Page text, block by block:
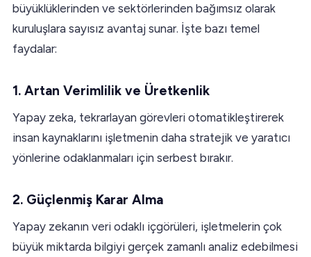
büyüklüklerinden ve sektörlerinden bağımsız olarak
kuruluşlara sayısız avantaj sunar. İşte bazı temel
faydalar:
1. Artan Verimlilik ve Üretkenlik
Yapay zeka, tekrarlayan görevleri otomatikleştirerek
insan kaynaklarını işletmenin daha stratejik ve yaratıcı
yönlerine odaklanmaları için serbest bırakır.
2. Güçlenmiş Karar Alma
Yapay zekanın veri odaklı içgörüleri, işletmelerin çok
büyük miktarda bilgiyi gerçek zamanlı analiz edebilmesi